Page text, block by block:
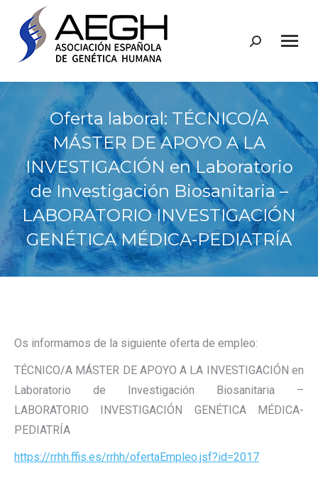
Buscar:
Oferta laboral: TÉCNICO/A
MÁSTER DE APOYO A LA
INVESTIGACIÓN en Laboratorio
de Investigación Biosanitaria –
LABORATORIO INVESTIGACIÓN
GENÉTICA MÉDICA-PEDIATRÍA
Os informamos de la siguiente oferta de empleo:
TÉCNICO/A MÁSTER DE APOYO A LA INVESTIGACIÓN en
Laboratorio de Investigación Biosanitaria –
LABORATORIO INVESTIGACIÓN GENÉTICA MÉDICA-
PEDIATRÍA
https://rrhh.ffis.es/rrhh/ofertaEmpleo.jsf?id=2017